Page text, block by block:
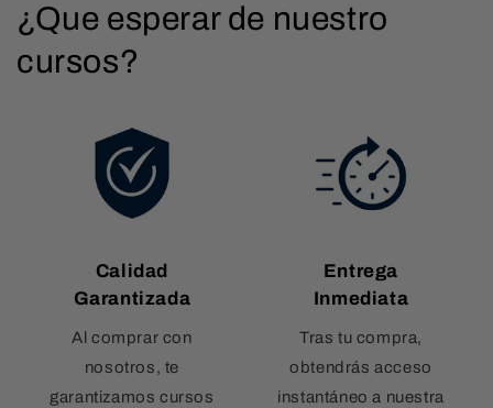
¿Que esperar de nuestro
cursos?
Calidad
Garantizada
Al comprar con
nosotros, te
garantizamos cursos
Entrega
Inmediata
Tras tu compra,
obtendrás acceso
instantáneo a nuestra